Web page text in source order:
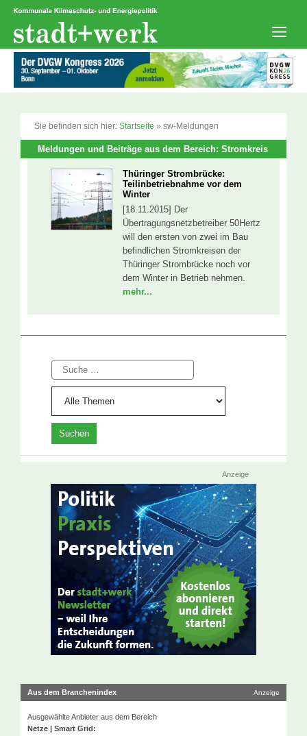
Zum
springen
Sie befinden sich hier: Startseite » sw-Meldungen
Meldungen und Beiträge aus dem Bereich: Stromkreis
Thüringer Strombrücke:
Teilinbetriebnahme vor dem
Winter
[18.11.2015] Der
Übertragungsnetzbetreiber 50Hertz
will den ersten von zwei im Bau
befindlichen Stromkreisen der
Thüringer Strombrücke noch vor
dem Winter in Betrieb nehmen.
mehr...
Suche
Anzeige
Aus dem Branchenindex Anzeige
Ausgewählte Anbieter aus dem Bereich
Netze | Smart Grid: